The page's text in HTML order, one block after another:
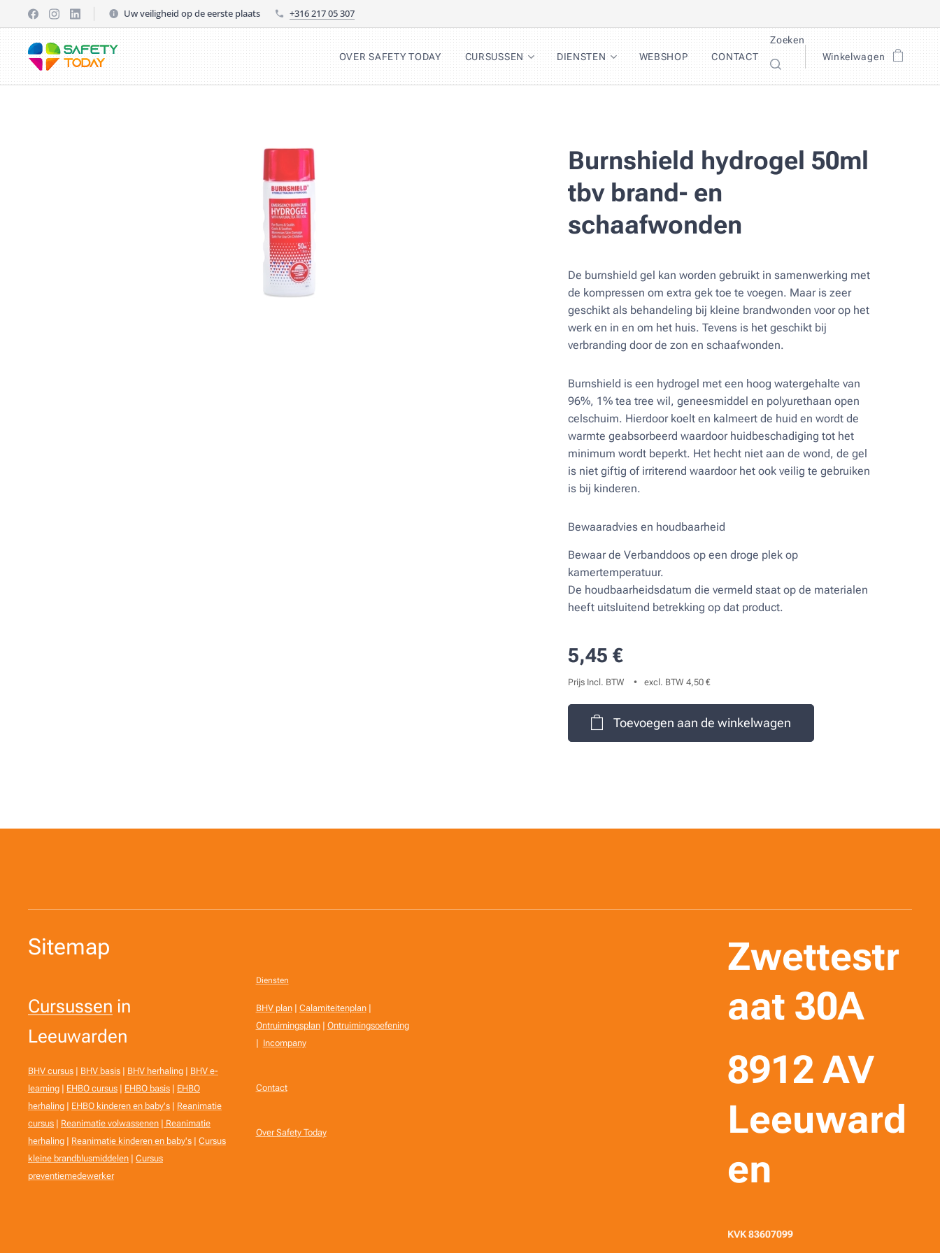
Uw veiligheid op de eerste plaats +316 217 05 307
OVER SAFETY TODAY CURSUSSEN DIENSTEN WEBSHOP CONTACT
Zoeken
Winkelwagen
Burnshield hydrogel 50ml
tbv brand- en
schaafwonden
De burnshield gel kan worden gebruikt in samenwerking met
de kompressen om extra gek toe te voegen. Maar is zeer
geschikt als behandeling bij kleine brandwonden voor op het
werk en in en om het huis. Tevens is het geschikt bij
verbranding door de zon en schaafwonden.
Burnshield is een hydrogel met een hoog watergehalte van
96%, 1% tea tree wil, geneesmiddel en polyurethaan open
celschuim. Hierdoor koelt en kalmeert de huid en wordt de
warmte geabsorbeerd waardoor huidbeschadiging tot het
minimum wordt beperkt. Het hecht niet aan de wond, de gel
is niet giftig of irriterend waardoor het ook veilig te gebruiken
is bij kinderen.
Bewaaradvies en houdbaarheid
Bewaar de Verbanddoos op een droge plek op
kamertemperatuur.
De houdbaarheidsdatum die vermeld staat op de materialen
heeft uitsluitend betrekking op dat product.
5,45 €
Prijs Incl. BTW excl. BTW 4,50 €
Toevoegen aan de winkelwagen
Sitemap
Cursussen in
Leeuwarden
BHV cursus | BHV basis | BHV herhaling | BHV e-
learning | EHBO cursus | EHBO basis | EHBO
herhaling | EHBO kinderen en baby's | Reanimatie
cursus | Reanimatie volwassenen | Reanimatie
herhaling | Reanimatie kinderen en baby's | Cursus
kleine brandblusmiddelen | Cursus
preventiemedewerker
Diensten
BHV plan| Calamiteitenplan|
Ontruimingsplan| Ontruimingsoefening
| Incompany
Contact
Over Safety Today
Zwettestr
aat 30A
8912 AV
Leeuward
en
KVK 83607099